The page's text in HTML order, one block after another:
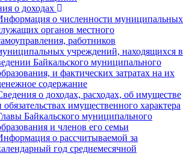
о доходах
о численности муниципальных
органов местного
работников
учреждений, находящихся в
Байкальского муниципального
и фактических затратах на их
содержание
о доходах, расходах, об имуществе
обязательствах имущественного характера
Байкальского муниципального
и членов его семьи
о рассчитываемой за
год среднемесячной